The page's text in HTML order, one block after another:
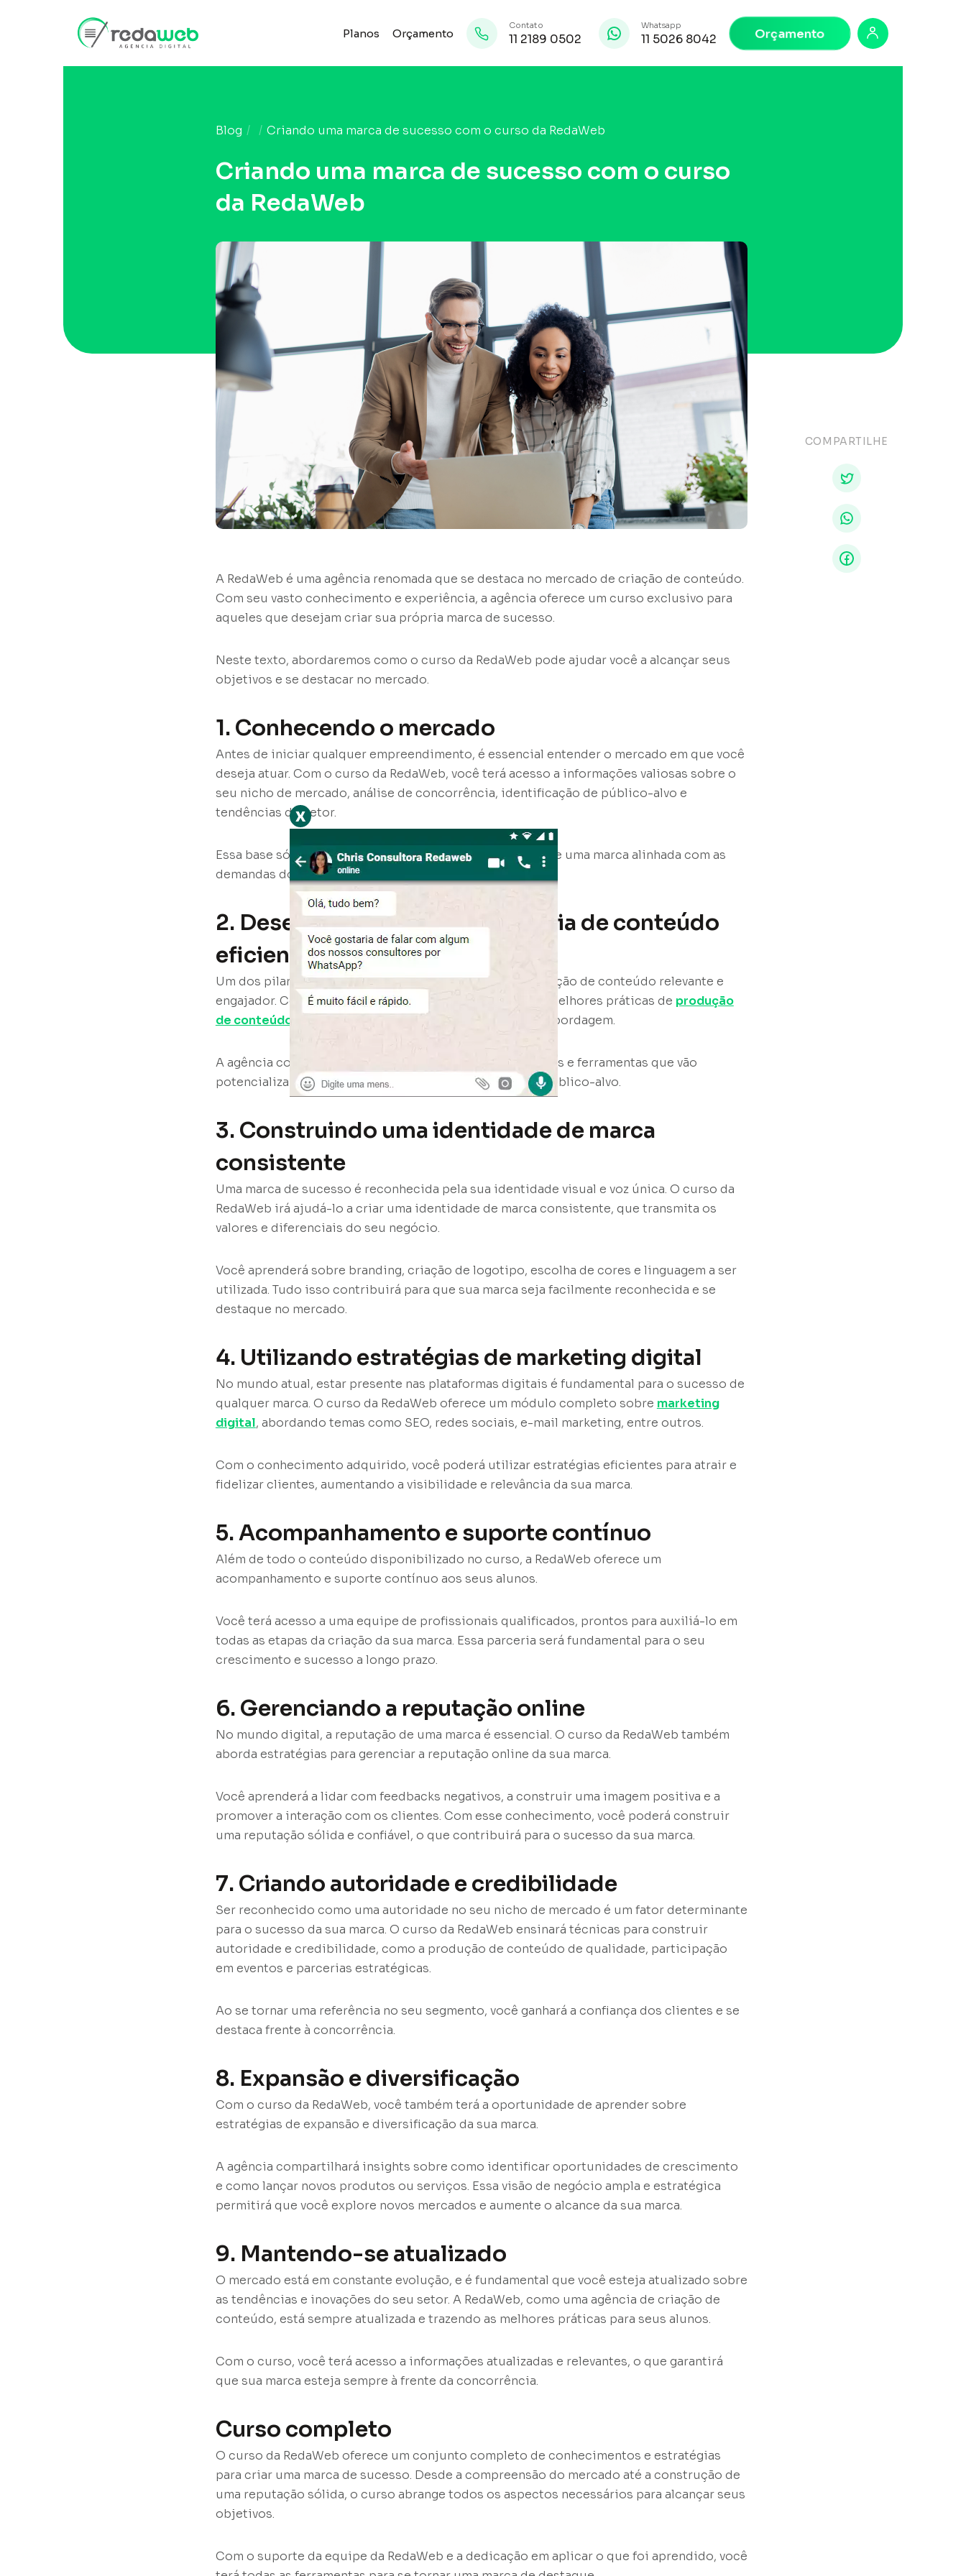
Planos Orçamento
Contato
11 2189 0502
Whatsapp
11 5026 8042 Orçamento
Blog Criando uma marca de sucesso com o curso da RedaWeb
Criando uma marca de sucesso com o curso
da RedaWeb
A RedaWeb é uma agência renomada que se destaca no mercado de criação de conteúdo.
Com seu vasto conhecimento e experiência, a agência oferece um curso exclusivo para
aqueles que desejam criar sua própria marca de sucesso.
Neste texto, abordaremos como o curso da RedaWeb pode ajudar você a alcançar seus
objetivos e se destacar no mercado.
1. Conhecendo o mercado
Antes de iniciar qualquer empreendimento, é essencial entender o mercado em que você
deseja atuar. Com o curso da RedaWeb, você terá acesso a informações valiosas sobre o
seu nicho de mercado, análise de concorrência, identificação de público-alvo e
tendências do setor.
Essa base sólida de conhecimento permitirá que você crie uma marca alinhada com as
demandas do seu público.
2. Desenvolvendo uma estratégia de conteúdo
eficiente
Um dos pilares para o sucesso de qualquer marca é a criação de conteúdo relevante e
engajador. Com o curso da RedaWeb, você aprenderá as melhores práticas de produção
de conteúdo
, desde a escolha dos temas até a forma de abordagem.
A agência compartilha seu know-how, fornecendo técnicas e ferramentas que vão
potencializar a sua capacidade de comunicação com o público-alvo.
3. Construindo uma identidade de marca
consistente
Uma marca de sucesso é reconhecida pela sua identidade visual e voz única. O curso da
RedaWeb irá ajudá-lo a criar uma identidade de marca consistente, que transmita os
valores e diferenciais do seu negócio.
Você aprenderá sobre branding, criação de logotipo, escolha de cores e linguagem a ser
utilizada. Tudo isso contribuirá para que sua marca seja facilmente reconhecida e se
destaque no mercado.
4. Utilizando estratégias de marketing digital
No mundo atual, estar presente nas plataformas digitais é fundamental para o sucesso de
qualquer marca. O curso da RedaWeb oferece um módulo completo sobre marketing
digital, abordando temas como SEO, redes sociais, e-mail marketing, entre outros.
Com o conhecimento adquirido, você poderá utilizar estratégias eficientes para atrair e
fidelizar clientes, aumentando a visibilidade e relevância da sua marca.
5. Acompanhamento e suporte contínuo
Além de todo o conteúdo disponibilizado no curso, a RedaWeb oferece um
acompanhamento e suporte contínuo aos seus alunos.
Você terá acesso a uma equipe de profissionais qualificados, prontos para auxiliá-lo em
todas as etapas da criação da sua marca. Essa parceria será fundamental para o seu
crescimento e sucesso a longo prazo.
6. Gerenciando a reputação online
No mundo digital, a reputação de uma marca é essencial. O curso da RedaWeb também
aborda estratégias para gerenciar a reputação online da sua marca.
Você aprenderá a lidar com feedbacks negativos, a construir uma imagem positiva e a
promover a interação com os clientes. Com esse conhecimento, você poderá construir
uma reputação sólida e confiável, o que contribuirá para o sucesso da sua marca.
7. Criando autoridade e credibilidade
Ser reconhecido como uma autoridade no seu nicho de mercado é um fator determinante
para o sucesso da sua marca. O curso da RedaWeb ensinará técnicas para construir
autoridade e credibilidade, como a produção de conteúdo de qualidade, participação
em eventos e parcerias estratégicas.
Ao se tornar uma referência no seu segmento, você ganhará a confiança dos clientes e se
destaca frente à concorrência.
8. Expansão e diversificação
Com o curso da RedaWeb, você também terá a oportunidade de aprender sobre
estratégias de expansão e diversificação da sua marca.
A agência compartilhará insights sobre como identificar oportunidades de crescimento
e como lançar novos produtos ou serviços. Essa visão de negócio ampla e estratégica
permitirá que você explore novos mercados e aumente o alcance da sua marca.
9. Mantendo-se atualizado
O mercado está em constante evolução, e é fundamental que você esteja atualizado sobre
as tendências e inovações do seu setor. A RedaWeb, como uma agência de criação de
conteúdo, está sempre atualizada e trazendo as melhores práticas para seus alunos.
Com o curso, você terá acesso a informações atualizadas e relevantes, o que garantirá
que sua marca esteja sempre à frente da concorrência.
Curso completo
O curso da RedaWeb oferece um conjunto completo de conhecimentos e estratégias
para criar uma marca de sucesso. Desde a compreensão do mercado até a construção de
uma reputação sólida, o curso abrange todos os aspectos necessários para alcançar seus
objetivos.
Com o suporte da equipe da RedaWeb e a dedicação em aplicar o que foi aprendido, você
COMPARTILHE
x